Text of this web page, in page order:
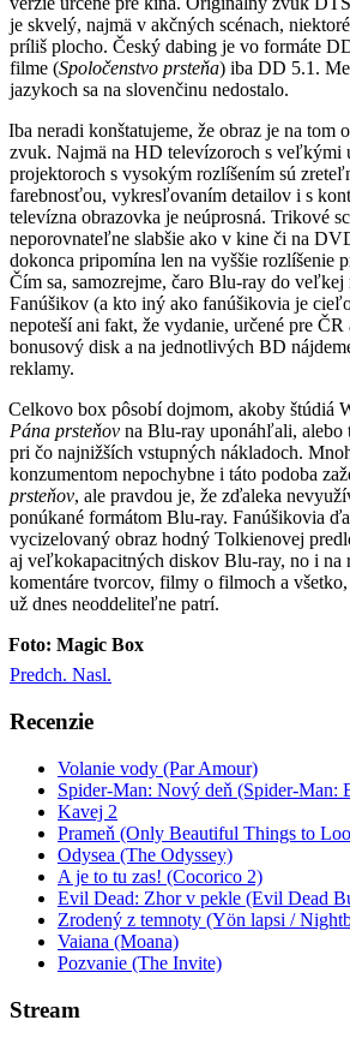
je skvelý, najmä v akčných scénach,
príliš plocho. Český dabing je vo formáte
filme (Spoločenstvo prsteňa) iba DD 5.1.
jazykoch sa na slovenčinu nedostalo.
Iba neradi konštatujeme, že obraz je na tom
zvuk. Najmä na HD televízoroch s veľkými
projektoroch s vysokým rozlíšením sú
farebnosťou, vykresľovaním detailov i s
televízna obrazovka je neúprosná. Trikové
neporovnateľne slabšie ako v kine či na
dokonca pripomína len na vyššie rozlíšenie
Čím sa, samozrejme, čaro Blu-ray do veľkej
Fanúšikov (a kto iný ako fanúšikovia je
nepoteší ani fakt, že vydanie, určené pre ČR
bonusový disk a na jednotlivých BD
reklamy.
Celkovo box pôsobí dojmom, akoby štúdiá
Pána prsteňov na Blu-ray uponáhľali,
pri čo najnižších vstupných nákladoch.
konzumentom nepochybne i táto podoba
prsteňov, ale pravdou je, že zďaleka
ponúkané formátom Blu-ray. Fanúšikovia
vycizelovaný obraz hodný Tolkienovej
aj veľkokapacitných diskov Blu-ray, no i na
komentáre tvorcov, filmy o filmoch a
už dnes neoddeliteľne patrí.
Foto: Magic Box
Predch. Nasl.
Recenzie
Volanie vody (Par Amour)
Spider-Man: Nový deň (Spider-Man:
Kavej 2
Prameň (Only Beautiful Things to
Odysea (The Odyssey)
A je to tu zas! (Cocorico 2)
Evil Dead: Zhor v pekle (Evil Dead
Zrodený z temnoty (Yön lapsi /
Vaiana (Moana)
Pozvanie (The Invite)
Stream